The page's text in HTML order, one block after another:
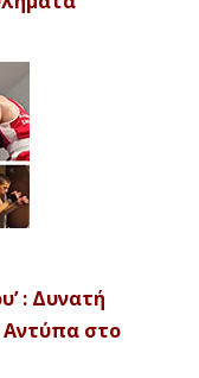
: Δυνατή
Αντύπα στο